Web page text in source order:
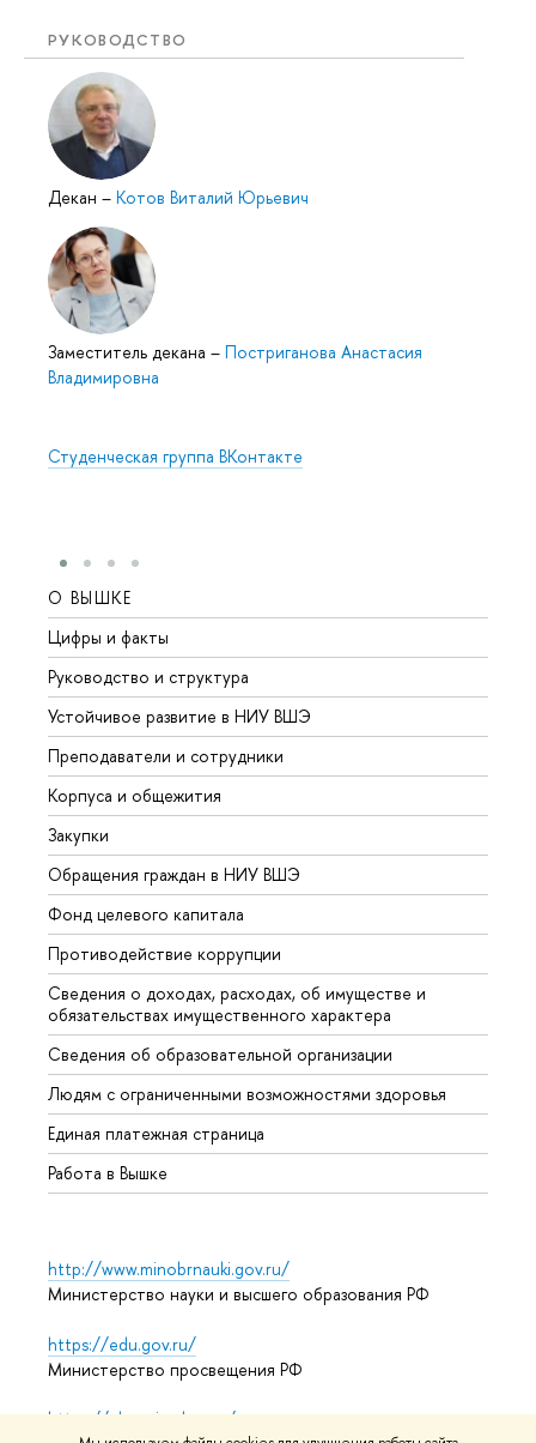
РУКОВОДСТВО
Декан – Котов Виталий Юрьевич
Заместитель декана – Постриганова Анастасия
Владимировна
Студенческая группа ВКонтакте
О ВЫШКЕ
Цифры и факты
Руководство и структура
Устойчивое развитие в НИУ ВШЭ
Преподаватели и сотрудники
Корпуса и общежития
Закупки
Обращения граждан в НИУ ВШЭ
Фонд целевого капитала
Противодействие коррупции
Сведения о доходах, расходах, об имуществе и
обязательствах имущественного характера
Сведения об образовательной организации
Людям с ограниченными возможностями здоровья
Единая платежная страница
Работа в Вышке
http://www.minobrnauki.gov.ru/
Министерство науки и высшего образования РФ
https://edu.gov.ru/
Министерство просвещения РФ
https://elearning.hse.ru/mooc